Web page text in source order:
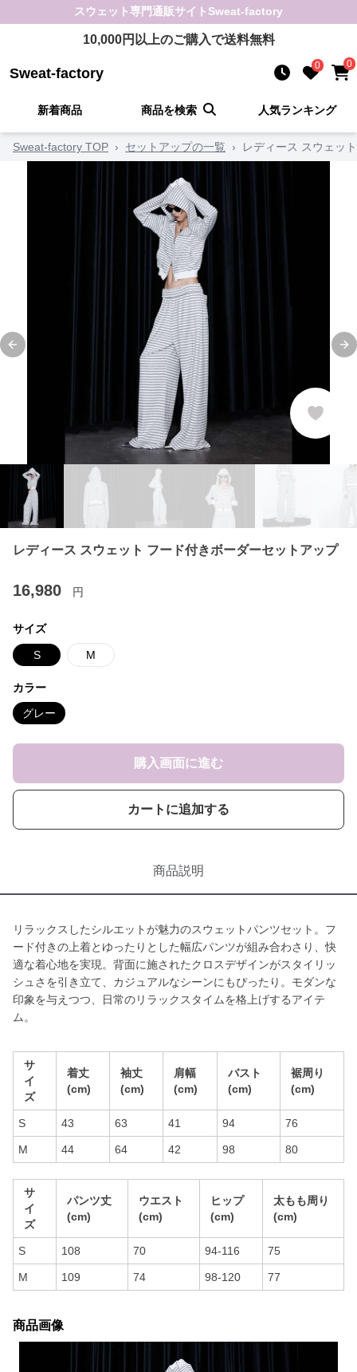
スウェット専門通販サイト Sweat-factory
10,000円以上のご購入で送料無料
Sweat-factory 0 0
新着商品 商品を検索 人気ランキング
Sweat-factory TOP › セットアップの一覧 › レディース スウェッ
Previous slide
レディース スウェット フード付きボーダーセットアップ
16,980 円
サイズ
S M
カラー
グレー
購入画面に進む
カートに追加する
商品説明
リラックスしたシルエットが魅力のスウェットパンツセット。フ
ード付きの上着とゆったりとした幅広パンツが組み合わさり、快
適な着心地を実現。背面に施されたクロスデザインがスタイリッ
シュさを引き立て、カジュアルなシーンにもぴったり。モダンな
印象を与えつつ、日常のリラックスタイムを格上げするアイテ
ム。
サ
イ
ズ
着丈
(cm)
袖丈
(cm)
肩幅
(cm)
バスト
(cm)
裾周り
(cm)
S 43 63 41 94 76
M 44 64 42 98 80
サ
イ
ズ
パンツ丈
(cm)
ウエスト
(cm)
ヒップ
(cm)
太もも周り
(cm)
S 108 70 94-116 75
M 109 74 98-120 77
商品画像